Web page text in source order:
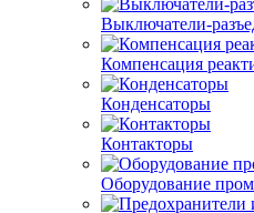
Выключатели-
Компенсация
Конденсаторы
Контакторы
Оборудование